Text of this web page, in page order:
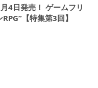
4日発売！ ゲームフリ
【特集第3回】